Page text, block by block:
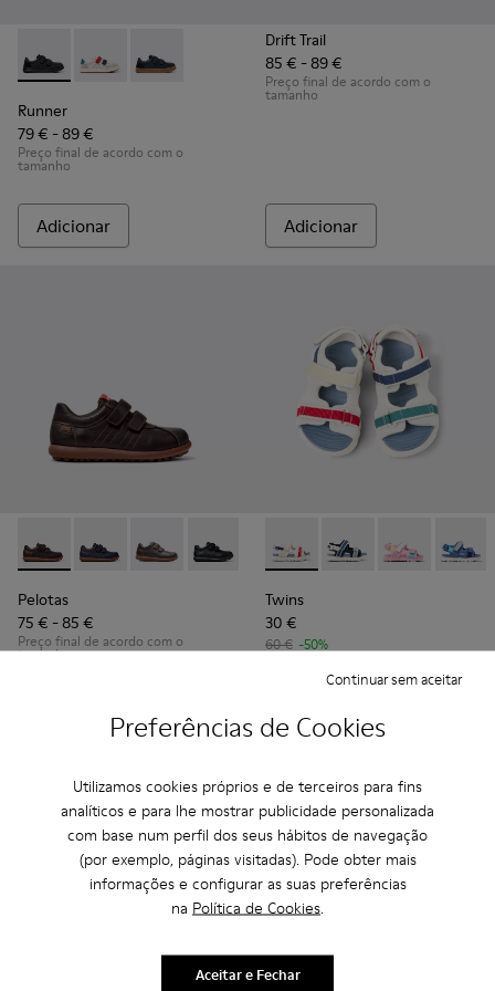
Preferências de Cookies
Utilizamos cookies próprios e de terceiros para fins
analíticos e para lhe mostrar publicidade personalizada
com base num perfil dos seus hábitos de navegação
(por exemplo, páginas visitadas). Pode obter mais
informações e configurar as suas preferências
na Política de Cookies.
Continuar sem aceitar
Aceitar e Fechar
Runner - K800652-001 - Sapatilhas pretas em pele e
Runner - K800652-007 - Sapatilhas multicoloridas
Runner - K800652-003 - Sapatilhas azuis de
Runner
79 € - 89 €
Preço final de acordo com o
tamanho
Adicionar
Drift Trail
85 € - 89 €
Preço final de acordo com o
tamanho
Adicionar
Pelotas - 80353-044 - Sapatos castanhos de pele e têxtil
Pelotas - 80353-043
Pelotas - 80353-037
Pelotas - 80353-009
Pelotas
75 € - 85 €
Preço final de acordo com o
tamanho
Twins - K800590-010 -
Twins - K800590-
Twins -Twins
Twins
30 €
60 € -50%
Adicionar